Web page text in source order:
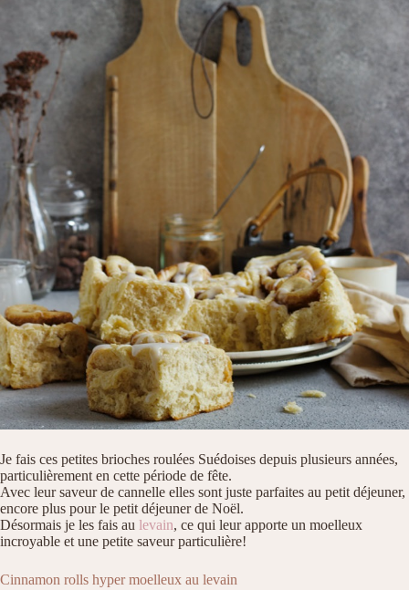
Je fais ces petites brioches roulées Suédoises depuis plusieurs années,
particulièrement en cette période de fête.
Avec leur saveur de cannelle elles sont juste parfaites au petit déjeuner,
encore plus pour le petit déjeuner de Noël.
Désormais je les fais au levain, ce qui leur apporte un moelleux
incroyable et une petite saveur particulière!
Cinnamon rolls hyper moelleux au levain